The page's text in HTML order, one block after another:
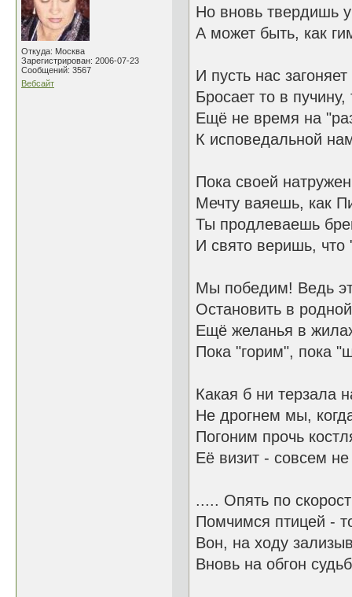
Откуда: Москва
Зарегистрирован: 2006-07-23
Сообщений: 3567
Вебсайт
Но вновь твердишь
А может быть, как
И пусть нас
Бросает то в пучину,
Ещё не время на
К исповедальной
Пока своей
Мечту ваяешь, как
Ты продлеваешь
И свято веришь, что
Мы победим! Ведь
Остановить в
Ещё желанья в
Пока "горим", пока
Какая б ни терзала
Не дрогнем мы,
Погоним прочь
Её визит - совсем
..... Опять по
Помчимся птицей -
Вон, на ходу
Вновь на обгон